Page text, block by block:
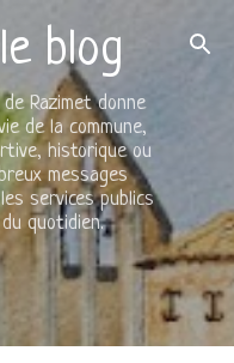
principalblog
Razimet donne
de la commune,
historique ou
messages
services publics
quotidien.